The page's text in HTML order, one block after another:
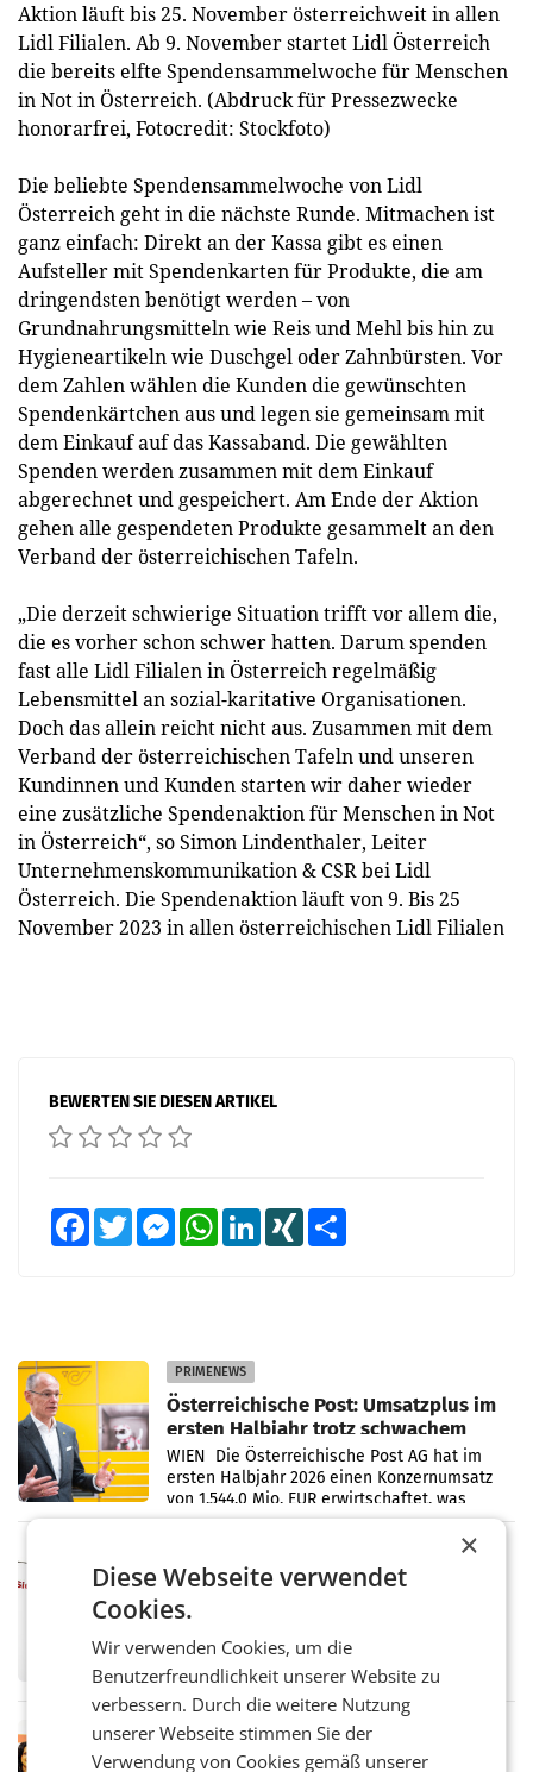
Aktion läuft bis 25. November österreichweit in allen
Lidl Filialen. Ab 9. November startet Lidl Österreich
die bereits elfte Spendensammelwoche für Menschen
in Not in Österreich. (Abdruck für Pressezwecke
honorarfrei, Fotocredit: Stockfoto)
Die beliebte Spendensammelwoche von Lidl
Österreich geht in die nächste Runde. Mitmachen ist
ganz einfach: Direkt an der Kassa gibt es einen
Aufsteller mit Spendenkarten für Produkte, die am
dringendsten benötigt werden – von
Grundnahrungsmitteln wie Reis und Mehl bis hin zu
Hygieneartikeln wie Duschgel oder Zahnbürsten. Vor
dem Zahlen wählen die Kunden die gewünschten
Spendenkärtchen aus und legen sie gemeinsam mit
dem Einkauf auf das Kassaband. Die gewählten
Spenden werden zusammen mit dem Einkauf
abgerechnet und gespeichert. Am Ende der Aktion
gehen alle gespendeten Produkte gesammelt an den
Verband der österreichischen Tafeln.
„Die derzeit schwierige Situation trifft vor allem die,
die es vorher schon schwer hatten. Darum spenden
fast alle Lidl Filialen in Österreich regelmäßig
Lebensmittel an sozial-karitative Organisationen.
Doch das allein reicht nicht aus. Zusammen mit dem
Verband der österreichischen Tafeln und unseren
Kundinnen und Kunden starten wir daher wieder
eine zusätzliche Spendenaktion für Menschen in Not
in Österreich“, so Simon Lindenthaler, Leiter
Unternehmenskommunikation & CSR bei Lidl
Österreich. Die Spendenaktion läuft von 9. Bis 25
November 2023 in allen österreichischen Lidl Filialen
BEWERTEN SIE DIESEN ARTIKEL
FacebookTwitter MessengerWhatsAppLinkedInXING
PRIMENEWS
Österreichische Post: Umsatzplus im
ersten Halbjahr trotz schwachem
Briefgeschäft
WIEN Die Österreichische Post AG hat im
ersten Halbjahr 2026 einen Konzernumsatz
von 1.544,0 Mio. EUR erwirtschaftet, was
einem Plus von 3,8 Prozent gegenüber dem
ProSiebenSat.1 spart und macht
überraschend viel Gewinn
Fernsehkonzern ProSiebenSat.1 hat im
Frühjahr dank Kostensenkungen operativ
Markterwartung deutlich übertroffen.
RETAIL
Eine Bühne für Zirkularität: ARA und
×
Diese Webseite verwendet
Cookies.
Wir verwenden Cookies, um die
Benutzerfreundlichkeit unserer Website zu
verbessern. Durch die weitere Nutzung
unserer Webseite stimmen Sie der
Verwendung von Cookies gemäß unserer